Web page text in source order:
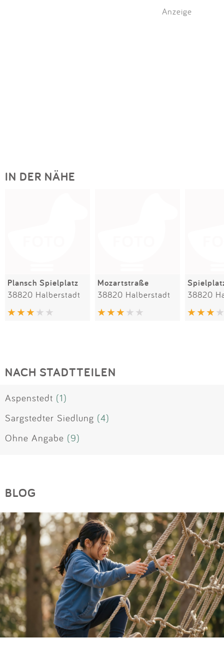
Anzeige
IN DER NÄHE
Plansch Spielplatz
38820 Halberstadt
Mozartstraße
38820 Halberstadt 38820
NACH STADTTEILEN
Aspenstedt (1)
Sargstedter Siedlung (4)
Ohne Angabe (9)
BLOG